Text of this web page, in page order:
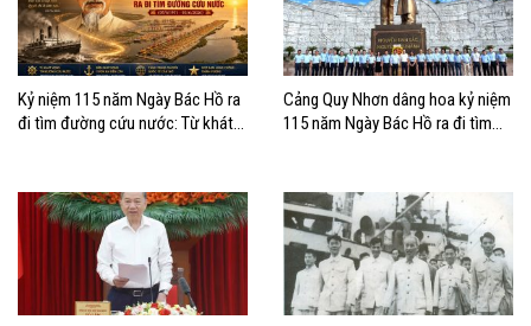
Kỷ niệm 115 năm Ngày Bác Hồ ra
đi tìm đường cứu nước: Từ khát
Cảng Quy Nhơn dâng hoa kỷ niệm
115 năm Ngày Bác Hồ ra đi tìm